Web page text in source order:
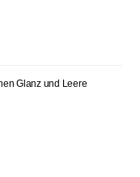
Glanz und Leere